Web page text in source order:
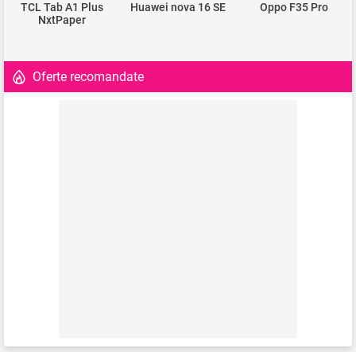
TCL Tab A1 Plus
NxtPaper
Huawei nova 16 SE Oppo F35 Pro
Oferte recomandate